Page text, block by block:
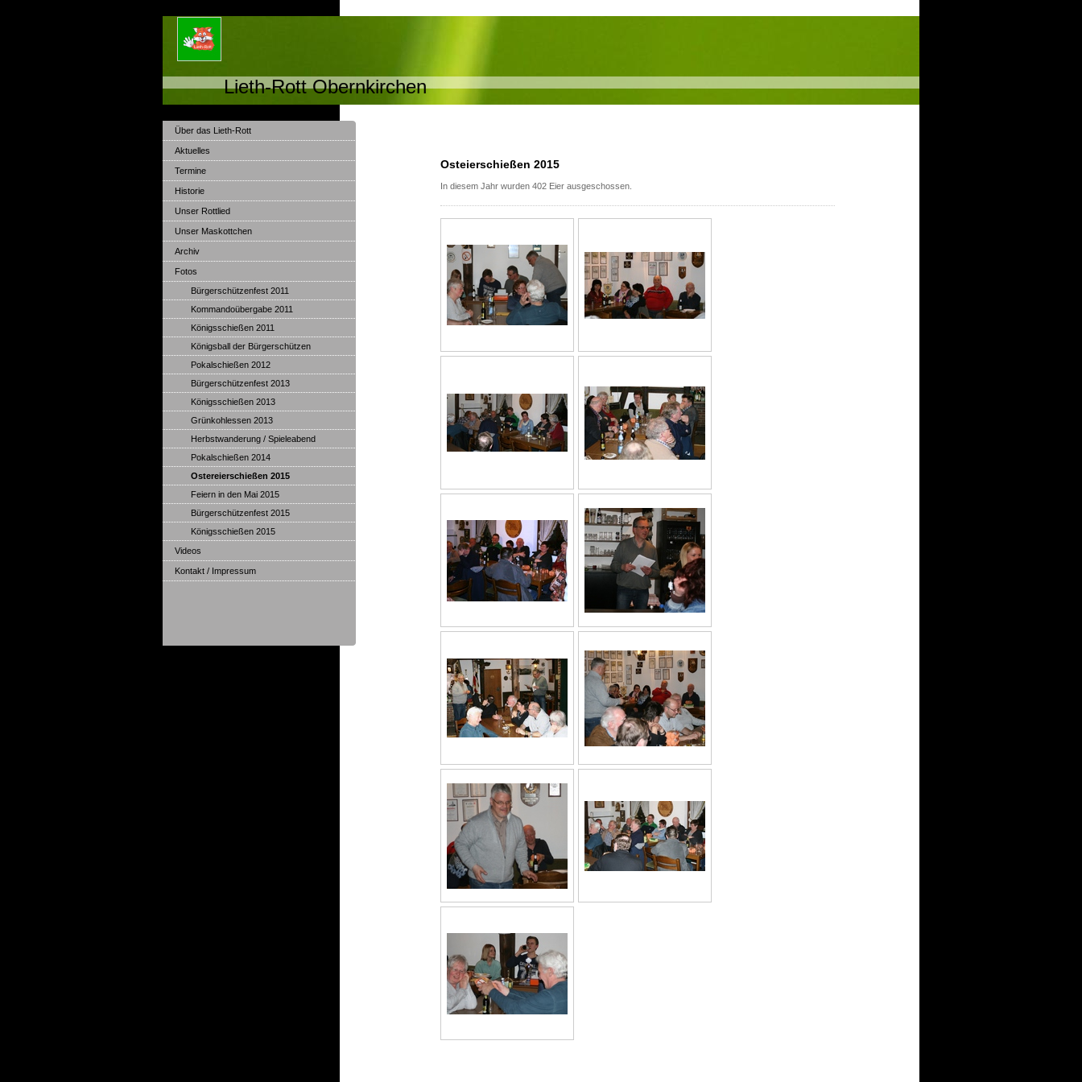
Lieth-Rott Obernkirchen
Osteierschießen 2015
In diesem Jahr wurden 402 Eier ausgeschossen.
Über das Lieth-Rott
Aktuelles
Termine
Historie
Unser Rottlied
Unser Maskottchen
Archiv
Fotos
Bürgerschützenfest 2011
Kommandoübergabe 2011
Königsschießen 2011
Königsball der Bürgerschützen
Pokalschießen 2012
Bürgerschützenfest 2013
Königsschießen 2013
Grünkohlessen 2013
Herbstwanderung / Spieleabend
Pokalschießen 2014
Ostereierschießen 2015
Feiern in den Mai 2015
Bürgerschützenfest 2015
Königsschießen 2015
Videos
Kontakt / Impressum